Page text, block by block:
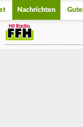
Nachrichten